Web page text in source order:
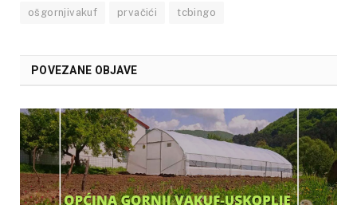
ošgornjivakuf prvačići tcbingo
POVEZANE OBJAVE